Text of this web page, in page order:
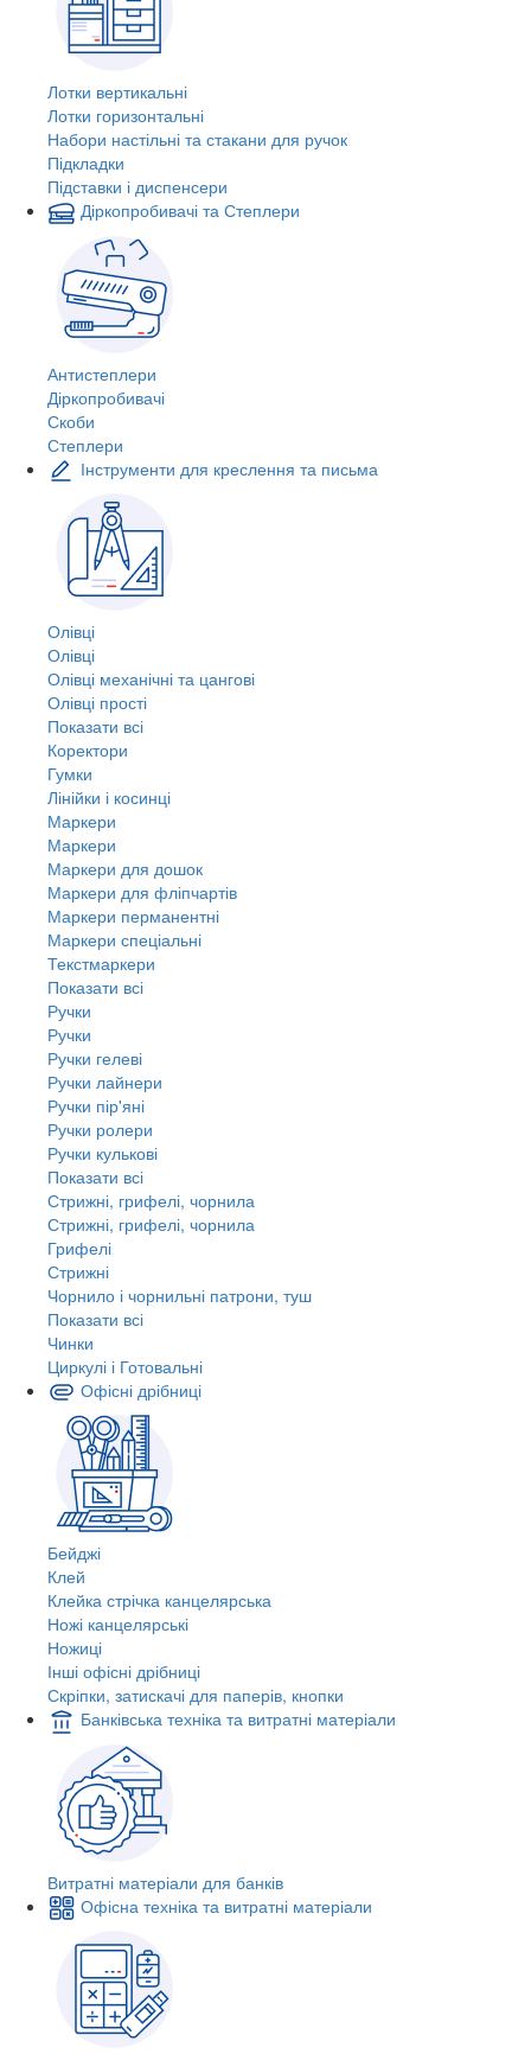
Лотки вертикальні
Лотки горизонтальні
Набори настільні та стакани для ручок
Підкладки
Підставки і диспенсери
Діркопробивачі та Степлери
Антистеплери
Діркопробивачі
Скоби
Степлери
Інструменти для креслення та письма
Олівці
Олівці
Олівці механічні та цангові
Олівці прості
Показати всі
Коректори
Гумки
Лінійки і косинці
Маркери
Маркери
Маркери для дошок
Маркери для фліпчартів
Маркери перманентні
Маркери спеціальні
Текстмаркери
Показати всі
Ручки
Ручки
Ручки гелеві
Ручки лайнери
Ручки пір'яні
Ручки ролери
Ручки кулькові
Показати всі
Стрижні, грифелі, чорнила
Стрижні, грифелі, чорнила
Грифелі
Стрижні
Чорнило і чорнильні патрони, туш
Показати всі
Чинки
Циркулі і Готовальні
Офісні дрібниці
Бейджі
Клей
Клейка стрічка канцелярська
Ножі канцелярські
Ножиці
Інші офісні дрібниці
Скріпки, затискачі для паперів, кнопки
Банківська техніка та витратні матеріали
Витратні матеріали для банків
Офісна техніка та витратні матеріали